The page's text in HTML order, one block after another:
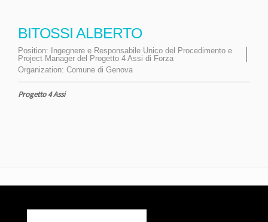
BITOSSI ALBERTO
Position:
Ingegnere e Responsabile Unico del Procedimento e
Project Manager del Progetto 4 Assi di Forza
Organization: Comune di Genova
Progetto 4 Assi